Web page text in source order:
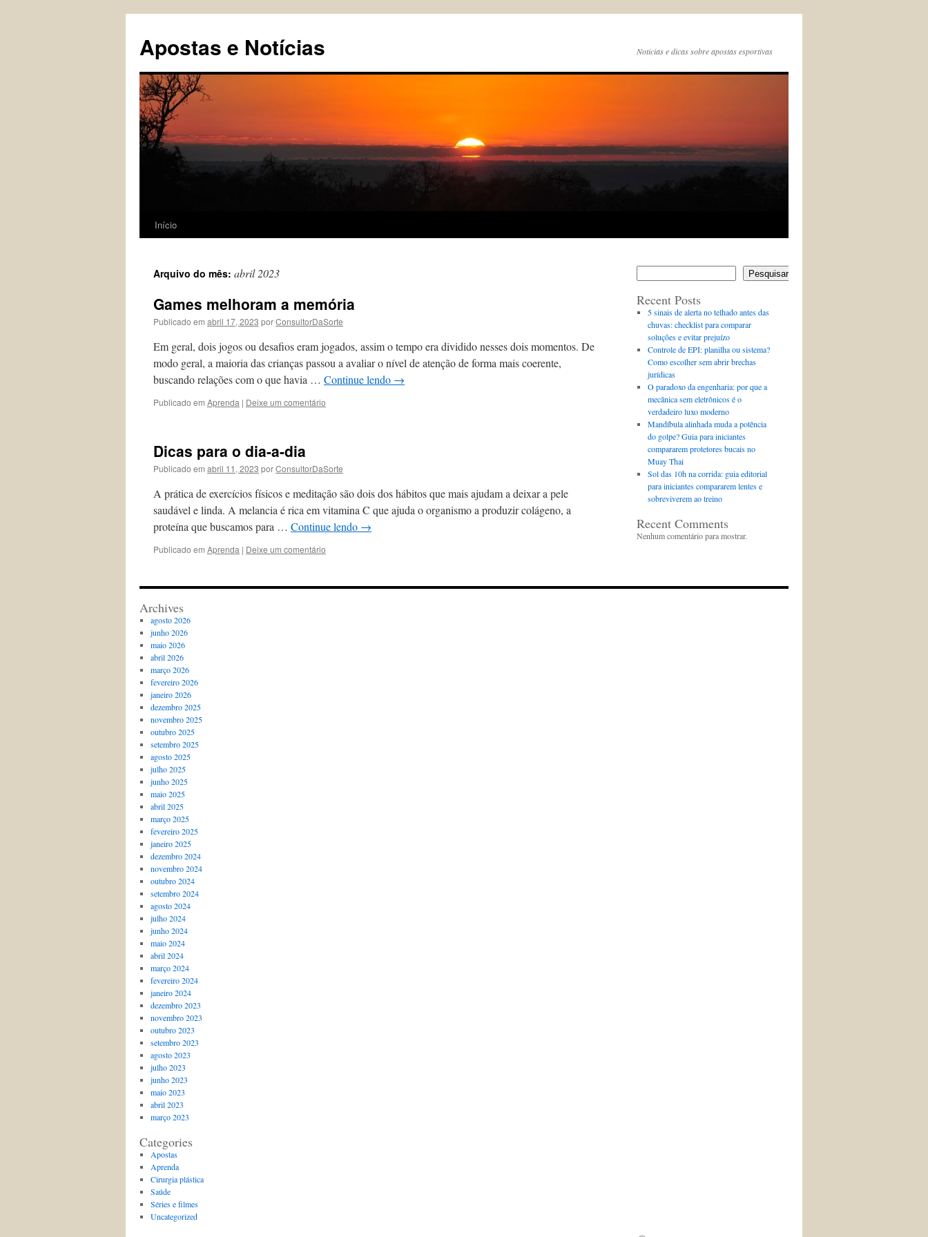
conteúdo
Apostas e Notícias Noticias e dicas sobre apostas esportivas
Início
Arquivo do mês: abril 2023
Games melhoram a memória
Publicado em abril 17, 2023 porConsultorDaSorte
Em geral, dois jogos ou desafios eram jogados, assim o tempo era dividido nesses dois momentos. De
modo geral, a maioria das crianças passou a avaliar o nível de atenção de forma mais coerente,
buscando relações com o que havia … Continue lendo →
Publicado em Aprenda | Deixe um comentário
Dicas para o dia-a-dia
Publicado em abril 11, 2023 porConsultorDaSorte
A prática de exercícios físicos e meditação são dois dos hábitos que mais ajudam a deixar a pele
saudável e linda. A melancia é rica em vitamina C que ajuda o organismo a produzir colágeno, a
proteína que buscamos para … Continue lendo →
Publicado em Aprenda | Deixe um comentário
Pesquisar
Recent Posts
5 sinais de alerta no telhado antes das
chuvas: checklist para comparar
soluções e evitar prejuízo
Controle de EPI: planilha ou sistema?
Como escolher sem abrir brechas
jurídicas
O paradoxo da engenharia: por que a
mecânica sem eletrônicos é o
verdadeiro luxo moderno
Mandíbula alinhada muda a potência
do golpe? Guia para iniciantes
compararem protetores bucais no
Muay Thai
Sol das 10h na corrida: guia editorial
para iniciantes compararem lentes e
sobreviverem ao treino
Recent Comments
Nenhum comentário para mostrar.
Archives
agosto 2026
junho 2026
maio 2026
abril 2026
março 2026
fevereiro 2026
janeiro 2026
dezembro 2025
novembro 2025
outubro 2025
setembro 2025
agosto 2025
julho 2025
junho 2025
maio 2025
abril 2025
março 2025
fevereiro 2025
janeiro 2025
dezembro 2024
novembro 2024
outubro 2024
setembro 2024
agosto 2024
julho 2024
junho 2024
maio 2024
abril 2024
março 2024
fevereiro 2024
janeiro 2024
dezembro 2023
novembro 2023
outubro 2023
setembro 2023
agosto 2023
julho 2023
junho 2023
maio 2023
abril 2023
março 2023
Categories
Apostas
Aprenda
Cirurgia plástica
Saúde
Séries e filmes
Uncategorized